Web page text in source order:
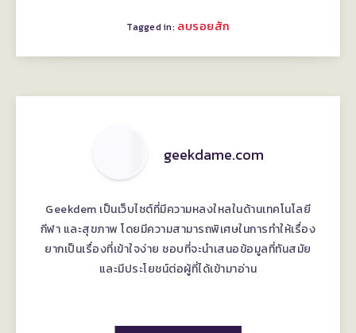
Tagged in: ลบรอยสัก
geekdame.com
Geekdem เป็นเว็บไซต์ที่มีความหลงใหลในด้านเทคโนโลยี
กีฬา และสุขภาพ โดยมีความสามารถพิเศษในการทำให้เรื่อง
ยากเป็นเรื่องที่เข้าใจง่าย ชอบที่จะนำเสนอข้อมูลที่ทันสมัย
และมีประโยชน์ต่อผู้ที่ได้เข้ามาอ่าน